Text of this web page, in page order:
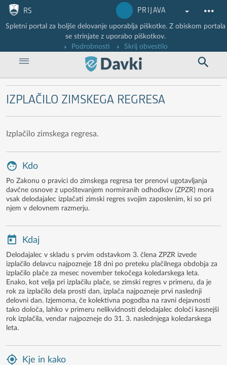
Nadaljuj na vsebino
Nadaljuj na vsebino zaprtega portala
RS PRIJAVA
Spletni portal za boljše delovanje uporablja piškotke. Z obiskom portala
se strinjate z uporabo piškotkov.
Podrobnosti
Skrij obvestilo
IZPLAČILO ZIMSKEGA REGRESA
Izplačilo zimskega regresa.
Kdo
Po Zakonu o pravici do zimskega regresa ter prenovi ugotavljanja
davčne osnove z upoštevanjem normiranih odhodkov (ZPZR) mora
vsak delodajalec izplačati zimski regres svojim zaposlenim, ki so pri
njem v delovnem razmerju.
Kdaj
Delodajalec v skladu s prvim odstavkom 3. člena ZPZR izvede
izplačilo delavcu najpozneje 18 dni po preteku plačilnega obdobja za
izplačilo plače za mesec november tekočega koledarskega leta.
Enako, kot velja pri izplačilu plače, se zimski regres v primeru, da je
rok za izplačilo dela prosti dan, izplača najpozneje prvi naslednji
delovni dan. Izjemoma, če kolektivna pogodba na ravni dejavnosti
tako določa, lahko v primeru nelikvidnosti delodajalec določi kasnejši
rok izplačila, vendar najpozneje do 31. 3. naslednjega koledarskega
leta.
Kje in kako